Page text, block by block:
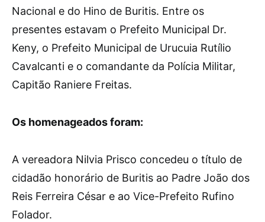
Nacional e do Hino de Buritis. Entre os
presentes estavam o Prefeito Municipal Dr.
Keny, o Prefeito Municipal de Urucuia Rutílio
Cavalcanti e o comandante da Polícia Militar,
Capitão Raniere Freitas.
Os homenageados foram:
A vereadora Nilvia Prisco concedeu o título de
cidadão honorário de Buritis ao Padre João dos
Reis Ferreira César e ao Vice-Prefeito Rufino
Folador.